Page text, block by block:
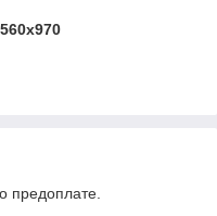
предоплате.